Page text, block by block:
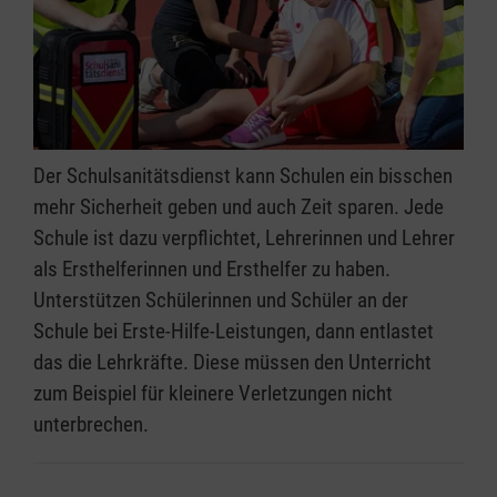
Qualifizierungsnachweis erhalten die
Schulsanitäterinnen und Schulsanitäter eine
Urkunde, die beispielsweise auch für den
Lebenslauf bei einer Bewerbung genutzt
werden kann.
Um das Gelernte zu erproben und zu festigen,
empfehlen wir regelmäßige Fortbildungen des
Schulsanitätsdienstes.
Die Betreuungslehrkräfte haben auf Wunsch
die Möglichkeit, ebenfalls an der
Fachausbildung teilzunehmen.
Der Schulsanitätsdienst kann Schulen ein bisschen
mehr Sicherheit geben und auch Zeit sparen. Jede
Schule ist dazu verpflichtet, Lehrerinnen und Lehrer
als Ersthelferinnen und Ersthelfer zu haben.
Unterstützen Schülerinnen und Schüler an der
Schule bei Erste-Hilfe-Leistungen, dann entlastet
das die Lehrkräfte. Diese müssen den Unterricht
zum Beispiel für kleinere Verletzungen nicht
unterbrechen.